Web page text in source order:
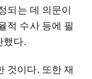
되는 데 의문이
적 수사 등에 필
했다.
것이다. 또한 재